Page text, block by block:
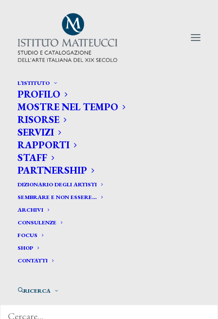
L’ISTITUTO
PROFILO
MOSTRE NEL TEMPO
RISORSE
SERVIZI
RAPPORTI
STAFF
PARTNERSHIP
DIZIONARIO DEGLI ARTISTI
SEMBRARE E NON ESSERE…
ARCHIVI
CONSULENZE
FOCUS
SHOP
CONTATTI
RICERCA
CERCA TRA GLI ARTISTI:
Search
for:
Avondo Giovanni*
AVONDO GIOVANNI
Allievo di R. Orgiazzi alla Scuola di Disegno di